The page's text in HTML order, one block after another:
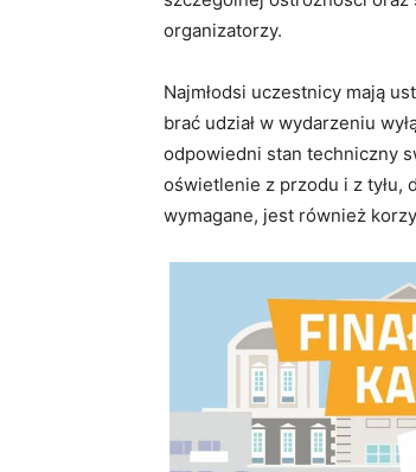
organizatorzy.
Najmłodsi uczestnicy mają
brać udział w wydarzeniu
odpowiedni stan techniczny
oświetlenie z przodu i z tyłu,
wymagane, jest również